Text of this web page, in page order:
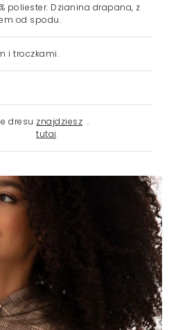
poliester. Dzianina drapana, z
od spodu.
i troczkami.
dresu znajdziesz
tutaj
.